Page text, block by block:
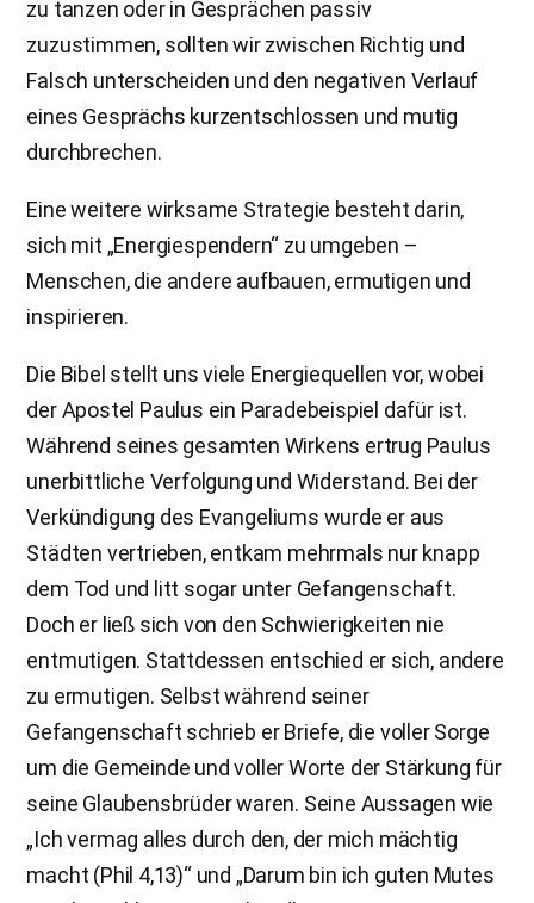
zu tanzen oder in Gesprächen passiv
zuzustimmen, sollten wir zwischen Richtig und
Falsch unterscheiden und den negativen Verlauf
eines Gesprächs kurzentschlossen und mutig
durchbrechen.
Eine weitere wirksame Strategie besteht darin,
sich mit „Energiespendern“ zu umgeben –
Menschen, die andere aufbauen, ermutigen und
inspirieren.
Die Bibel stellt uns viele Energiequellen vor, wobei
der Apostel Paulus ein Paradebeispiel dafür ist.
Während seines gesamten Wirkens ertrug Paulus
unerbittliche Verfolgung und Widerstand. Bei der
Verkündigung des Evangeliums wurde er aus
Städten vertrieben, entkam mehrmals nur knapp
dem Tod und litt sogar unter Gefangenschaft.
Doch er ließ sich von den Schwierigkeiten nie
entmutigen. Stattdessen entschied er sich, andere
zu ermutigen. Selbst während seiner
Gefangenschaft schrieb er Briefe, die voller Sorge
um die Gemeinde und voller Worte der Stärkung für
seine Glaubensbrüder waren. Seine Aussagen wie
„Ich vermag alles durch den, der mich mächtig
macht (Phil 4,13)“ und „Darum bin ich guten Mutes